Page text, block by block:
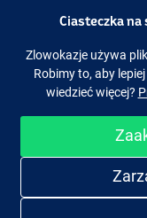
Promocje
Obserwuj nas
Ciasteczka
Zlowokazje używa
Robimy to, aby
wiedzieć więcej?